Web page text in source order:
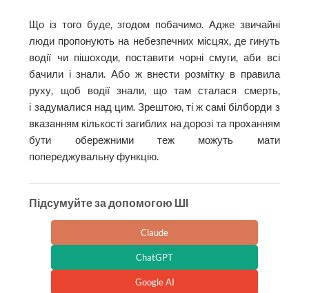
Що із того буде, згодом побачимо. Адже звичайні
люди пропонують на небезпечних місцях, де гинуть
водії чи пішоходи, поставити чорні смуги, аби всі
бачили і знали. Або ж внести розмітку в правила
руху, щоб водії знали, що там сталася смерть,
і задумалися над цим. Зрештою, ті ж самі білборди з
вказанням кількості загиблих на дорозі та проханням
бути обережними теж можуть мати
попереджувальну функцію.
Підсумуйте за допомогою ШІ
Claude
ChatGPT
Google AI